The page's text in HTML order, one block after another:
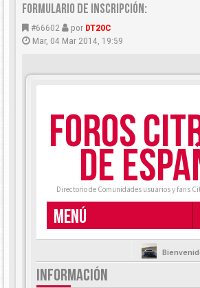
FORMULARIO DE INSCRIPCIÓN:
#66602 por DT20C
Mar, 04 Mar 2014, 19:59